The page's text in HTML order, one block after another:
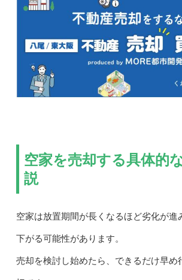
空家を売却する具体的
説
空家は放置期間が長くなるほど劣化が進
下がる可能性があります。
売却を検討し始めたら、できるだけ早め